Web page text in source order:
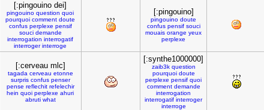
[:pingouino dei]
pingouino question quoi
pourquoi comment doute
confus perplexe pensif
souci demande
interrogation interrogatif
interroger interroge
[:pingouino]
pingouino doute
confus pensif souci
mouais orange yeux
perplexe
[:cerveau mlc]
tagada cerveau etonne
surpris confus penser
pense reflechit refelechir
hein quoi perplexe ahuri
abruti what
[:synthe1000000]
zaib3k question
pourquoi doute
perplexe pensif quoi
comment demande
interrogation
interrogatif interroger
interroge